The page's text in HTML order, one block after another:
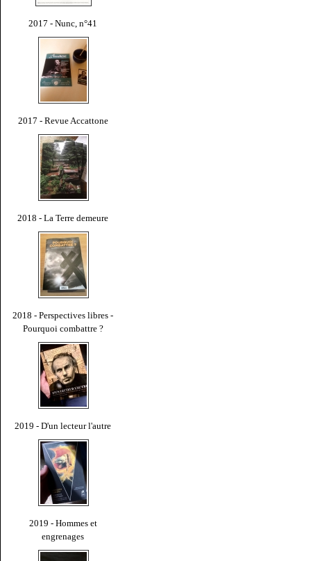
2017 - Nunc, n°41
2017 - Revue Accattone
2018 - La Terre demeure
2018 - Perspectives libres -
Pourquoi combattre ?
2019 - D'un lecteur l'autre
2019 - Hommes et
engrenages